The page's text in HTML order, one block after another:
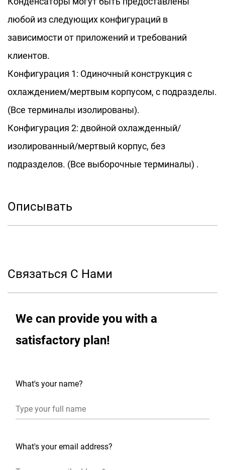
принимает высокоэффективную систему
рассеивания тепла с водяным охлаждением,
которая эффективно отнимает тепло,
посредством циркулирующей охлаждающей
воды, гарантируя, что внутренняя
температура конденсатора всегда
находится в пределах безопасного
диапазона, что значительно продлевает
срок службы продукта и снижая затраты на
3000V 7804KVAR 1200 Гц, индукционный
конденсатор с водяным охлаждением,
используется в аэрокосмической,
обработке новых энергетических
материалов и в других полях.
любой из следующих конфигураций в
зависимости от приложений и требований
клиентов.
Конфигурация 1: Одиночный конструкция с
охлаждением/мертвым корпусом, с подразделы.
(Все терминалы изолированы).
Конфигурация 2: двойной охлажденный/
изолированный/мертвый корпус, без
подразделов. (Все выборочные терминалы) .
Описывать
Связаться С Нами
We can provide you with a
satisfactory plan!
What's your name?
What's your email address?